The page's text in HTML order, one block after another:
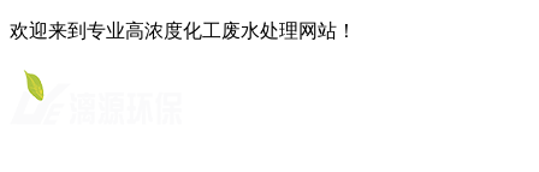
欢迎来到专业高浓度化工废水处理网站！